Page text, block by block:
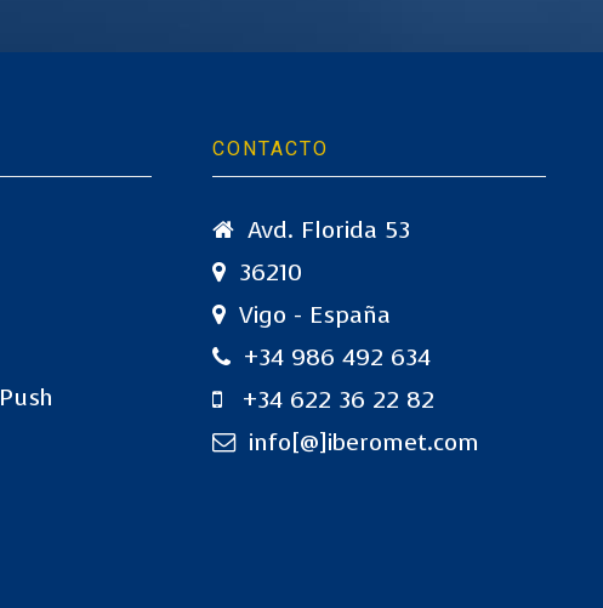
CONTACTO
Avd. Florida 53
36210
Vigo - España
+34 986 492 634
+34 622 36 22 82
info[@]iberomet.com